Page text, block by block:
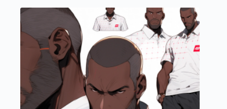
variations.
Les
options
peuvent
choisies
page
du
produit